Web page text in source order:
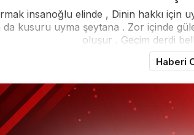
insanoğlu elinde , Dinin hakkı için
da kusuru uyma şeytana . Zor içinde
oluşur . Geçim derdi
Haberi